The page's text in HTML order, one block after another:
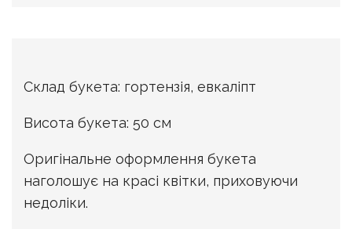
Склад букета: гортензія, евкаліпт
Висота букета: 50 см
Оригінальне оформлення букета
наголошує на красі квітки, приховуючи
недоліки.